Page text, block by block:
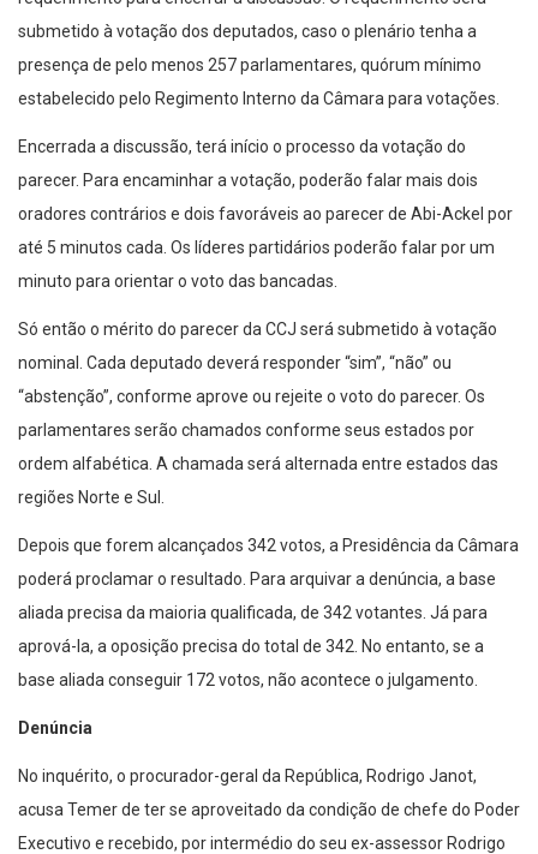
submetido à votação dos deputados, caso o plenário tenha a
presença de pelo menos 257 parlamentares, quórum mínimo
estabelecido pelo Regimento Interno da Câmara para votações.
Encerrada a discussão, terá início o processo da votação do
parecer. Para encaminhar a votação, poderão falar mais dois
oradores contrários e dois favoráveis ao parecer de Abi-Ackel por
até 5 minutos cada. Os líderes partidários poderão falar por um
minuto para orientar o voto das bancadas.
Só então o mérito do parecer da CCJ será submetido à votação
nominal. Cada deputado deverá responder “sim”, “não” ou
“abstenção”, conforme aprove ou rejeite o voto do parecer. Os
parlamentares serão chamados conforme seus estados por
ordem alfabética. A chamada será alternada entre estados das
regiões Norte e Sul.
Depois que forem alcançados 342 votos, a Presidência da Câmara
poderá proclamar o resultado. Para arquivar a denúncia, a base
aliada precisa da maioria qualificada, de 342 votantes. Já para
aprová-la, a oposição precisa do total de 342. No entanto, se a
base aliada conseguir 172 votos, não acontece o julgamento.
Denúncia
No inquérito, o procurador-geral da República, Rodrigo Janot,
acusa Temer de ter se aproveitado da condição de chefe do Poder
Executivo e recebido, por intermédio do seu ex-assessor Rodrigo